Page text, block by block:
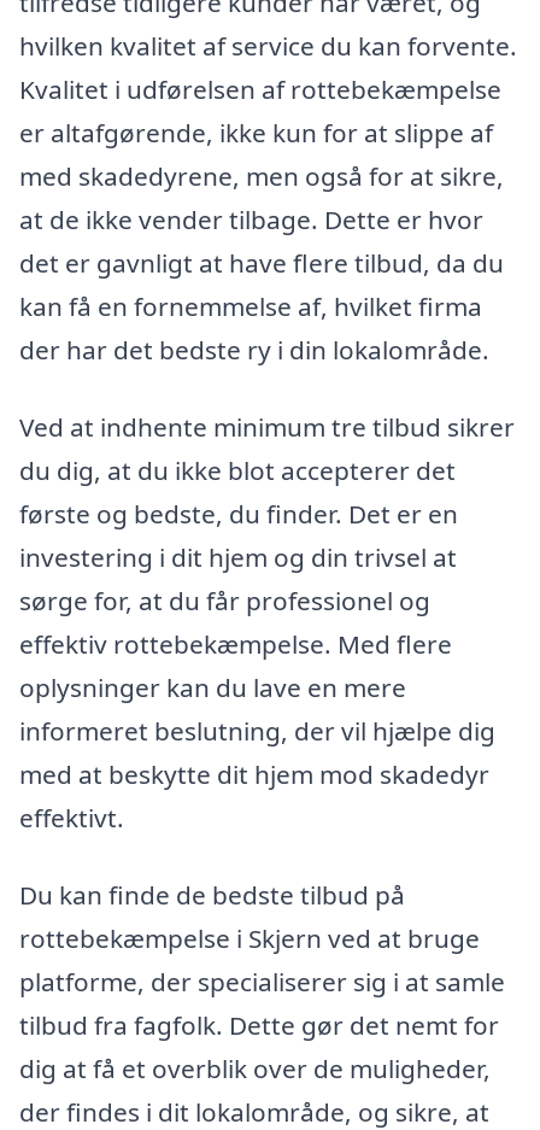
hvilken kvalitet af service du kan forvente.
Kvalitet i udførelsen af rottebekæmpelse
er altafgørende, ikke kun for at slippe af
med skadedyrene, men også for at sikre,
at de ikke vender tilbage. Dette er hvor
det er gavnligt at have flere tilbud, da du
kan få en fornemmelse af, hvilket firma
der har det bedste ry i din lokalområde.
Ved at indhente minimum tre tilbud sikrer
du dig, at du ikke blot accepterer det
første og bedste, du finder. Det er en
investering i dit hjem og din trivsel at
sørge for, at du får professionel og
effektiv rottebekæmpelse. Med flere
oplysninger kan du lave en mere
informeret beslutning, der vil hjælpe dig
med at beskytte dit hjem mod skadedyr
effektivt.
Du kan finde de bedste tilbud på
rottebekæmpelse i Skjern ved at bruge
platforme, der specialiserer sig i at samle
tilbud fra fagfolk. Dette gør det nemt for
dig at få et overblik over de muligheder,
der findes i dit lokalområde, og sikre, at